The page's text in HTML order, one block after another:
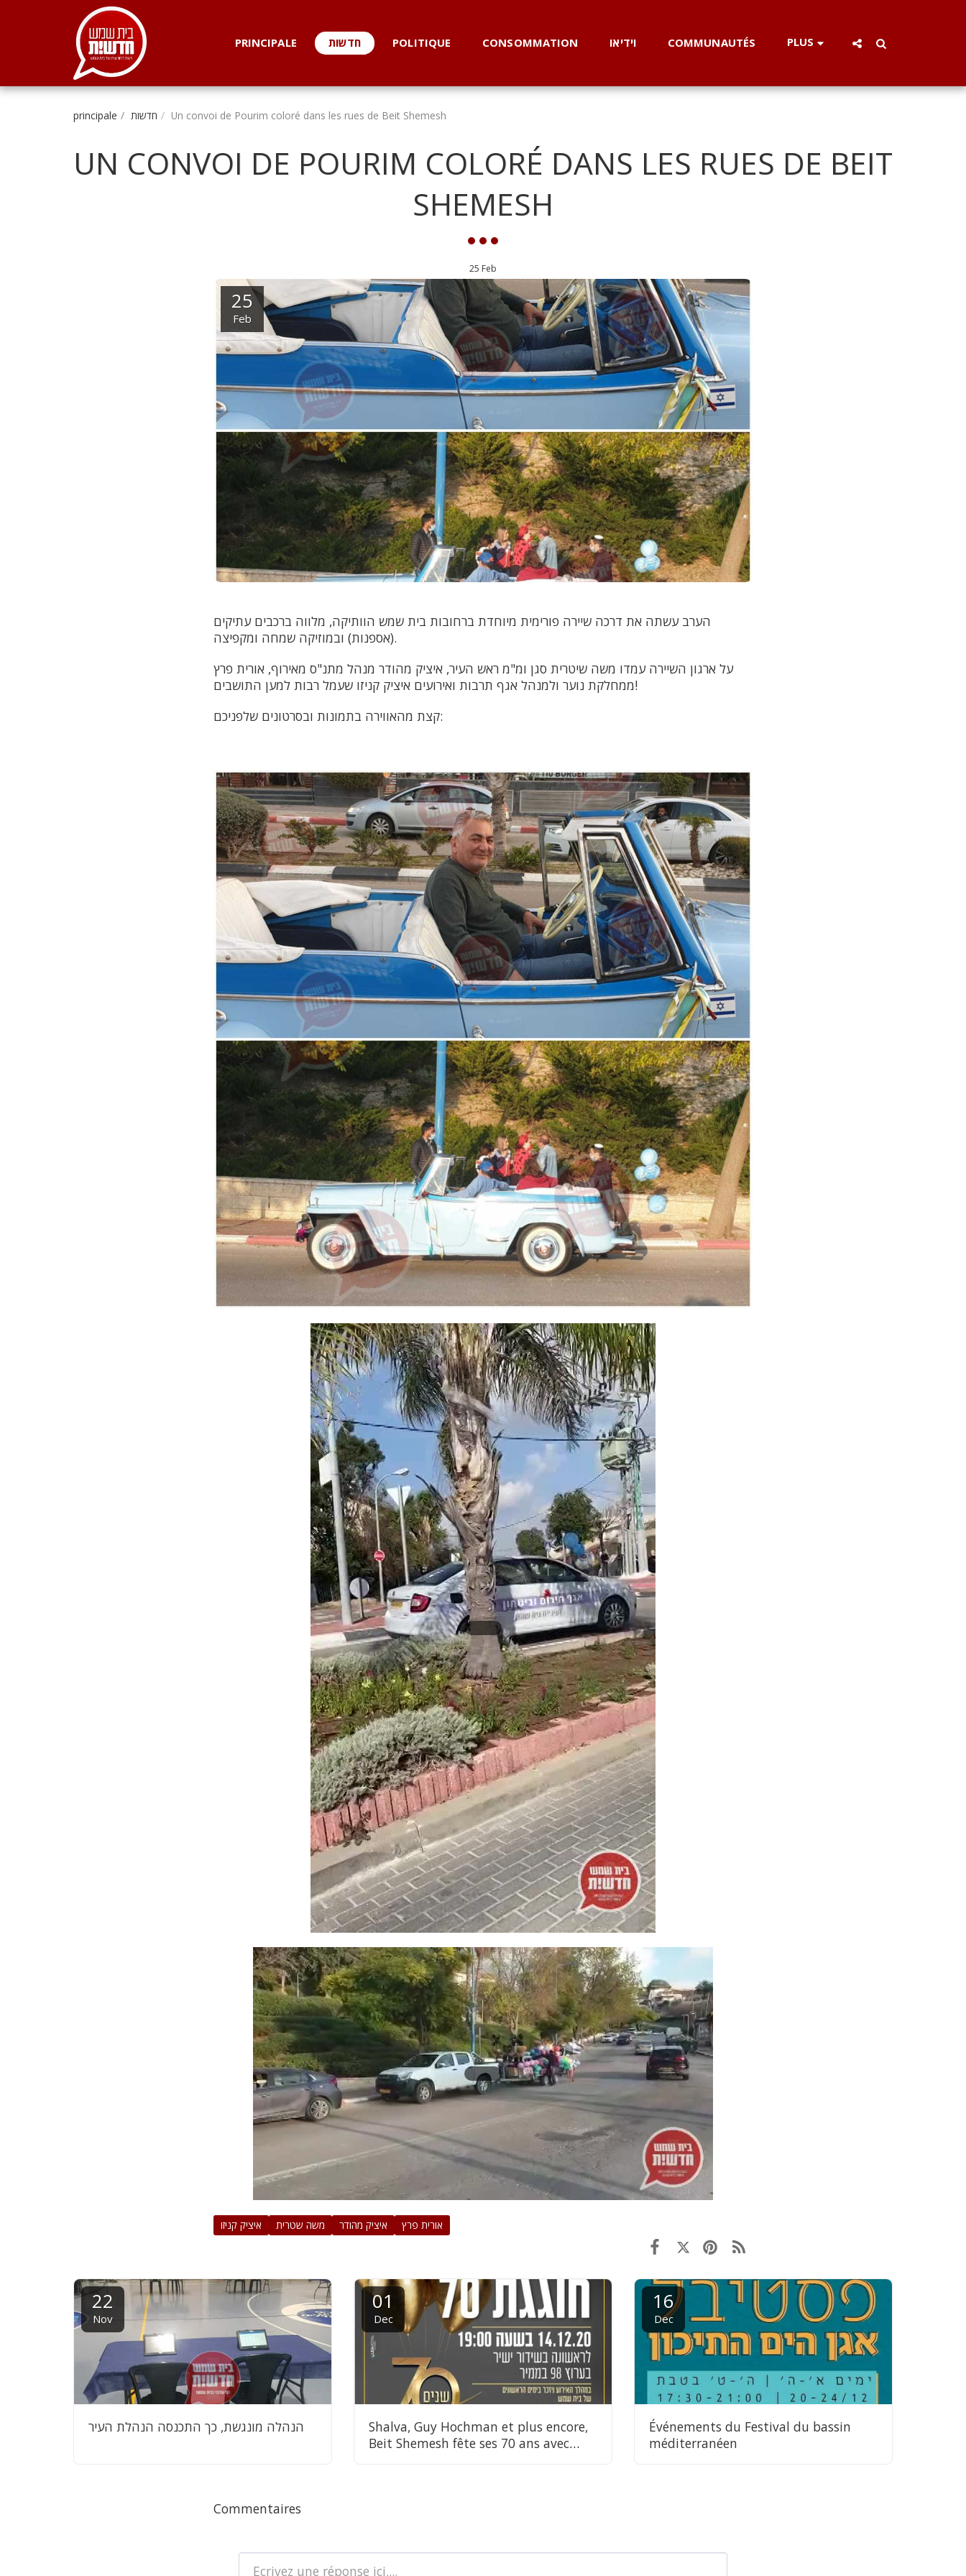
PRINCIPALE חדשות POLITIQUE CONSOMMATION וידיאו COMMUNAUTÉS PLUS
principale חדשות Un convoi de Pourim coloré dans les rues de Beit Shemesh
UN CONVOI DE POURIM COLORÉ DANS LES RUES DE BEIT
SHEMESH
25 Feb
25
Feb
הערב עשתה את דרכה שיירה פורימית מיוחדת ברחובות בית שמש הוותיקה, מלווה ברכבים עתיקים
(אספנות) ובמוזיקה שמחה ומקפיצה.
על ארגון השיירה עמדו משה שיטרית סגן ומ"מ ראש העיר, איציק מהודר מנהל מתנ"ס מאירוף, אורית פרץ
ממחלקת נוער ולמנהל אגף תרבות ואירועים איציק קניזו שעמל רבות למען התושבים!
קצת מהאווירה בתמונות ובסרטונים שלפניכם:
איציק קניזו משה שטרית איציק מהודר אורית פרץ
22
Nov
הנהלה מונגשת, כך התכנסה הנהלת העיר
01
Dec
Shalva, Guy Hochman et plus encore,
Beit Shemesh fête ses 70 ans avec
16
Dec
Événements du Festival du bassin
méditerranéen
Commentaires